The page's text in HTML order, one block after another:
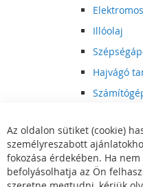
Illóolaj
Hajvágó
Hajvágó
Szórakoztató
Multimédia
DVD,
Az oldalon sütiket (cookie)
személyreszabott
fokozása érdekében. Ha
befolyásolhatja az Ön